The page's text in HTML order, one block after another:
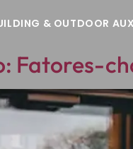
& OUTDOOR
Fatores-